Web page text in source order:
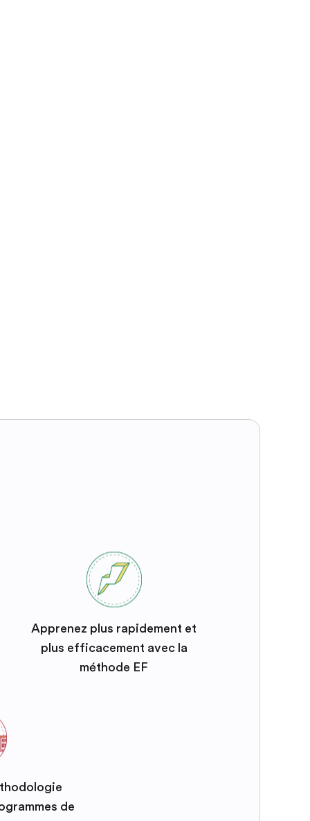
Apprenez plus rapidement et
plus efficacement avec la
méthode EF
de